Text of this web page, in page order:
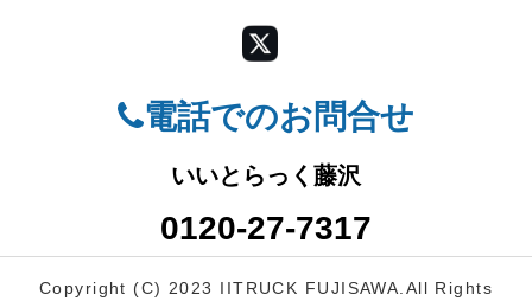
電話でのお問合せ
いいとらっく藤沢
0120-27-7317
Copyright (C) 2023 IITRUCK FUJISAWA. All Rights